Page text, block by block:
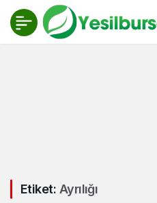
Etiket: Ayrılığı